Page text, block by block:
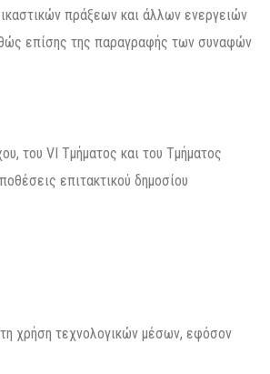
πράξεων και άλλων ενεργειών
επίσης της παραγραφής των συναφών
του VI Τμήματος και του Τμήματος
επιτακτικού δημοσίου
χρήση τεχνολογικών μέσων, εφόσον